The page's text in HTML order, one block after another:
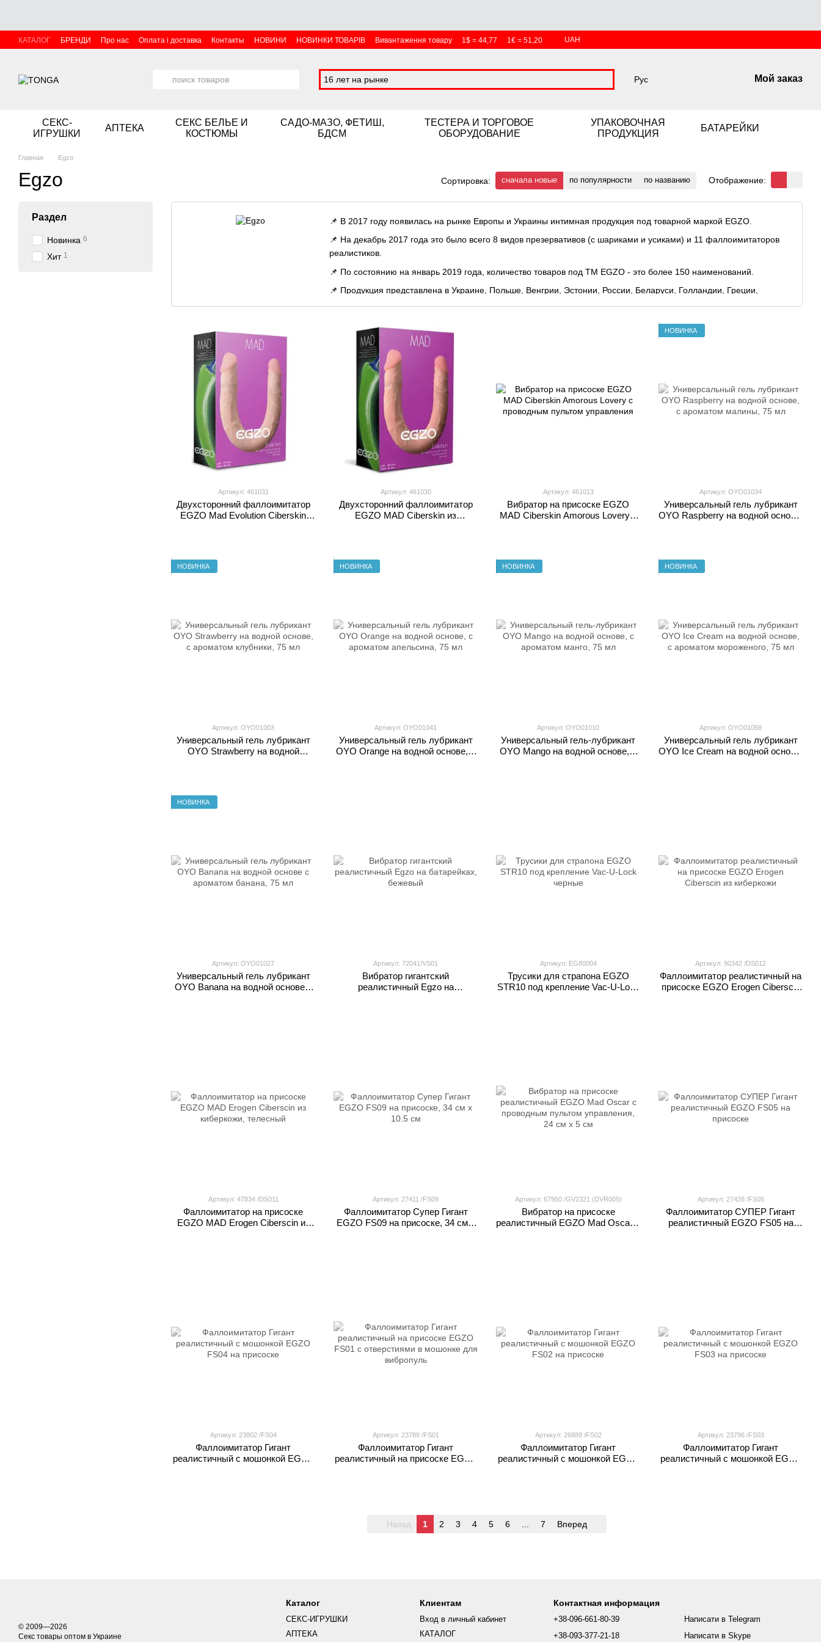
КАТАЛОГ БРЕНДИ Про нас Оплата і доставка Контакты НОВИНИ НОВИНКИ ТОВАРІВ Вивантаження товару 1$ = 44,77 1€ = 51,20 UAH
16 лет на рынке Рус Мой заказ
СЕКС-
ИГРУШКИ
АПТЕКА
СЕКС БЕЛЬЕ И
КОСТЮМЫ
САДО-МАЗО, ФЕТИШ,
БДСМ
ТЕСТЕРА И ТОРГОВОЕ
ОБОРУДОВАНИЕ
УПАКОВОЧНАЯ
ПРОДУКЦИЯ
БАТАРЕЙКИ
Главная Egzo
Egzo Сортировка: сначала новые по популярности по названию Отображение:
📌 В 2017 году появилась на рынке Европы и Украины интимная продукция под товарной маркой EGZO.
📌 На декабрь 2017 года это было всего 8 видов презервативов (с шариками и усиками) и 11 фаллоимитаторов
реалистиков.
📌 По состоянию на январь 2019 года, количество товаров под ТМ EGZO - это более 150 наименований.
📌 Продукция представлена в Украине, Польше, Венгрии, Эстонии, России, Беларуси, Голландии, Греции,
📌 По состоянию на 2021 год количество товаров под ТМ EGZO - это более 200 наименований.
Артикул: 461031
Двухсторонний фаллоимитатор
EGZO Mad Evolution Ciberskin
Артикул: 461030
Двухсторонний фаллоимитатор
EGZO MAD Ciberskin из
Артикул: 461013
Вибратор на присоске EGZO
MAD Ciberskin Amorous Lovery с
НОВИНКА
Артикул: OYO01034
Универсальный гель лубрикант
OYO Raspberry на водной основе,
НОВИНКА
Артикул: OYO01003
Универсальный гель лубрикант
OYO Strawberry на водной
НОВИНКА
Артикул: OYO01041
Универсальный гель лубрикант
OYO Orange на водной основе, с
НОВИНКА
Артикул: OYO01010
Универсальный гель-лубрикант
OYO Mango на водной основе, с
НОВИНКА
Артикул: OYO01058
Универсальный гель лубрикант
OYO Ice Cream на водной основе,
НОВИНКА
Артикул: OYO01027
Универсальный гель лубрикант
OYO Banana на водной основе с
Артикул: 72041/VS01
Вибратор гигантский
реалистичный Egzo на
Артикул: EG80004
Трусики для страпона EGZO
STR10 под крепление Vac-U-Lock
Артикул: 90342 /DS012
Фаллоимитатор реалистичный на
присоске EGZO Erogen Ciberscin
Артикул: 47834 /DS011
Фаллоимитатор на присоске
EGZO МАD Erogen Ciberscin из
Артикул: 27411 /FS09
Фаллоимитатор Супер Гигант
EGZO FS09 на присоске, 34 см х
Артикул: 67950 /GV2321 (DVR005)
Вибратор на присоске
реалистичный EGZO Mad Oscar с
Артикул: 27428 /FS05
Фаллоимитатор СУПЕР Гигант
реалистичный EGZO FS05 на
Артикул: 23802 /FS04
Фаллоимитатор Гигант
реалистичный с мошонкой EGZO
Артикул: 23789 /FS01
Фаллоимитатор Гигант
реалистичный на присоске EGZO
Артикул: 26889 /FS02
Фаллоимитатор Гигант
реалистичный с мошонкой EGZO
Артикул: 23796 /FS03
Фаллоимитатор Гигант
реалистичный с мошонкой EGZO
Назад 1 2 3 4 5 6 7 Вперед
Раздел
Новинка 6
Хит 1
© 2009—2026
Секс товары оптом в Украине
Каталог
СЕКС-ИГРУШКИ
АПТЕКА
Клиентам
Вход в личный кабинет
КАТАЛОГ
Контактная информация
+38-096-661-80-39
+38-093-377-21-18
Написати в Telegram
Написати в Skype